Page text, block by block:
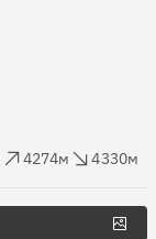
4274м
4330м